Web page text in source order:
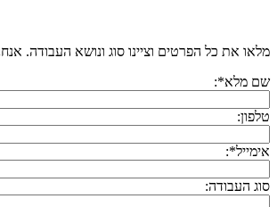
מלאו את כל הפרטים וציינו סוג ונושא העבודה.
שם מלא*:
טלפון:
אימייל*:
סוג העבודה: